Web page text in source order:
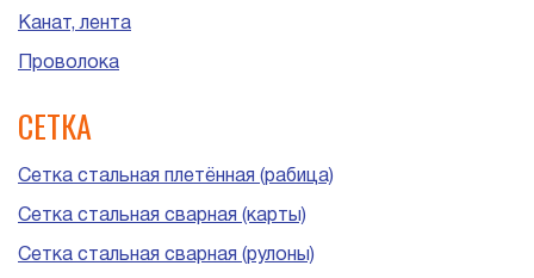
Канат, лента
Проволока
СЕТКА
Сетка стальная плетённая (рабица)
Сетка стальная сварная (карты)
Сетка стальная сварная (рулоны)